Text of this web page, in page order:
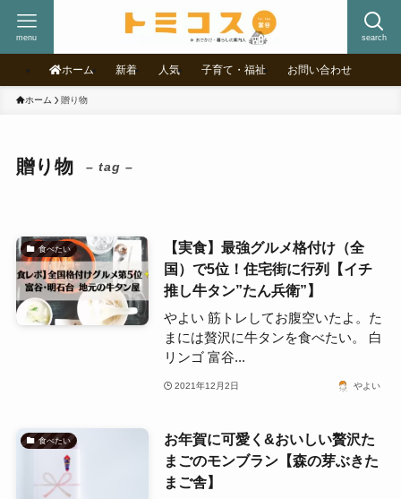
search
menu
ホーム 新着 人気 子育て・福祉 お問い合わせ
ホーム 贈り物
贈り物 – tag –
食べたい
【実食】最強グルメ格付け（全
国）で5位！住宅街に行列【イチ
推し牛タン”たん兵衛”】
やよい 筋トレしてお腹空いたよ。た
まには贅沢に牛タンを食べたい。 白
リンゴ 富谷...
2021年12月2日 やよい
食べたい
お年賀に可愛く&おいしい贅沢た
まごのモンブラン【森の芽ぶきた
まご舎】